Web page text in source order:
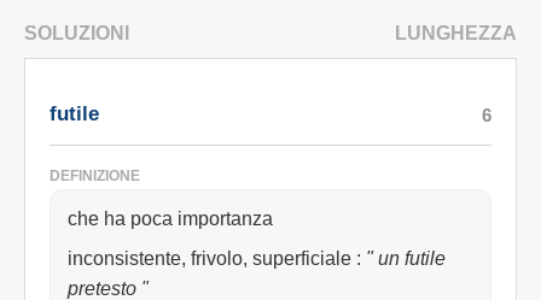
SOLUZIONI LUNGHEZZA
futile
DEFINIZIONE
che ha poca importanza
inconsistente, frivolo, superficiale : " un futile
pretesto "
6